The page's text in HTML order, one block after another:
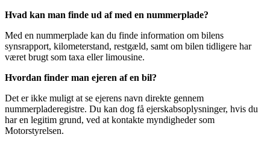
Hvad kan man finde ud af med en nummerplade?
Med en nummerplade kan du finde information om bilens
synsrapport, kilometerstand, restgæld, samt om bilen tidligere har
været brugt som taxa eller limousine.
Hvordan finder man ejeren af en bil?
Det er ikke muligt at se ejerens navn direkte gennem
nummerpladeregistre. Du kan dog få ejerskabsoplysninger, hvis du
har en legitim grund, ved at kontakte myndigheder som
Motorstyrelsen​.